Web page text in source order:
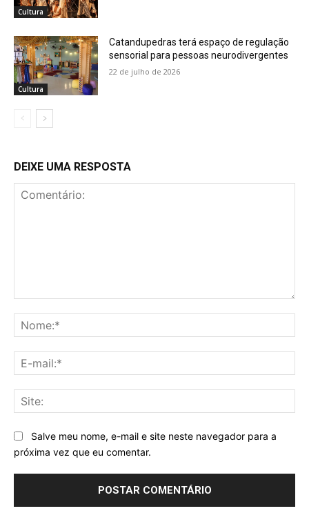
Cultura
Cultura
Catandupedras terá espaço de regulação
sensorial para pessoas neurodivergentes
22 de julho de 2026
DEIXE UMA RESPOSTA
Salve meu nome, e-mail e site neste navegador para a
próxima vez que eu comentar.